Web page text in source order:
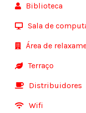
Biblioteca
Sala de
Área de
Terraço
Distribuidores
Wifi